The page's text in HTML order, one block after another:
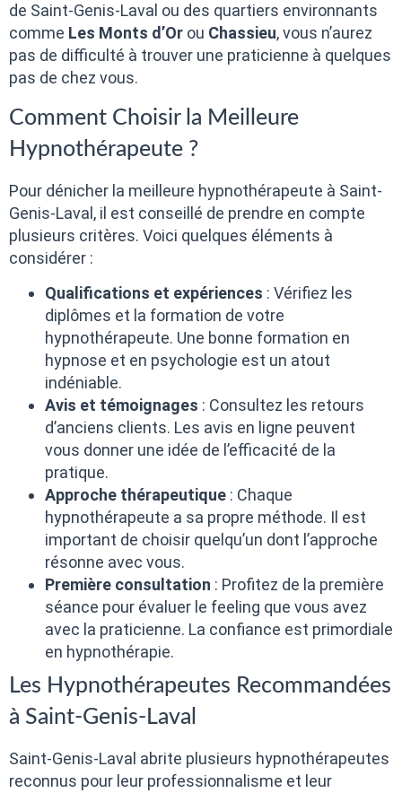
de Saint-Genis-Laval ou des quartiers environnants
comme Les Monts d’Or ou Chassieu, vous n’aurez
pas de difficulté à trouver une praticienne à quelques
pas de chez vous.
Comment Choisir la Meilleure
Hypnothérapeute ?
Pour dénicher la meilleure hypnothérapeute à Saint-
Genis-Laval, il est conseillé de prendre en compte
plusieurs critères. Voici quelques éléments à
considérer :
Qualifications et expériences : Vérifiez les
diplômes et la formation de votre
hypnothérapeute. Une bonne formation en
hypnose et en psychologie est un atout
indéniable.
Avis et témoignages : Consultez les retours
d’anciens clients. Les avis en ligne peuvent
vous donner une idée de l’efficacité de la
pratique.
Approche thérapeutique : Chaque
hypnothérapeute a sa propre méthode. Il est
important de choisir quelqu’un dont l’approche
résonne avec vous.
Première consultation : Profitez de la première
séance pour évaluer le feeling que vous avez
avec la praticienne. La confiance est primordiale
en hypnothérapie.
Les Hypnothérapeutes Recommandées
à Saint-Genis-Laval
Saint-Genis-Laval abrite plusieurs hypnothérapeutes
reconnus pour leur professionnalisme et leur